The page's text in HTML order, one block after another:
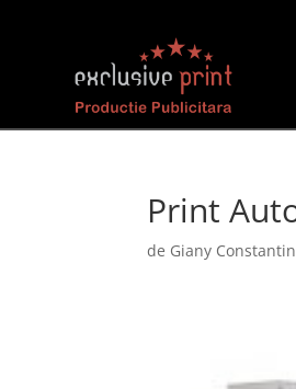
Print
de Giany Constantin